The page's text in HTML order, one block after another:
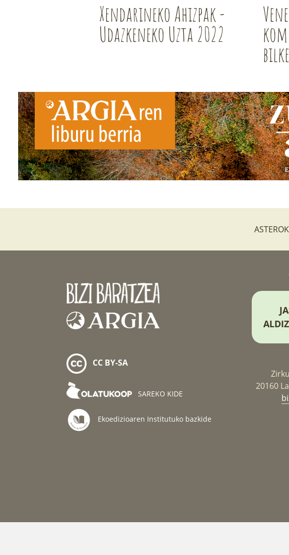
Xendarineko Ahizpak -
Udazkeneko Uzta 2022
CC BY-SA
SAREKO KIDE
Ekoedizioaren Institutuko bazkide
20160